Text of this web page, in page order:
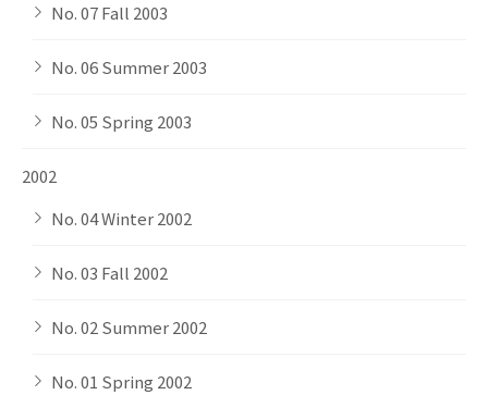
No. 07 Fall 2003
No. 06 Summer 2003
No. 05 Spring 2003
2002
No. 04 Winter 2002
No. 03 Fall 2002
No. 02 Summer 2002
No. 01 Spring 2002